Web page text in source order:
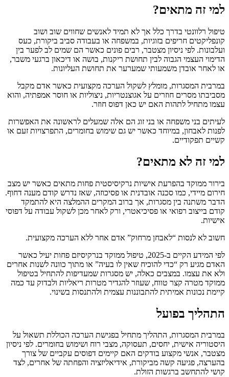
למי זה מתאים?
טיפול רלוונטי בדרך כלל אך לא תמיד לאנשים שחווים שוב ושוב
קונפליקטים חריפים בזוגיות, במשפחה או בעבודה סביב ביקורת, כעס
ועלבונות. לפי ניסיון מצטבר, רבים פונים כאשר הם שמים לב לפער בין
הדימוי העצמי הגבוה לבין תחושת ריקנות, בושה או דיכאון ברגעי משבר,
או לאחר אובדן משמעותי שמערער את תחושת העליונות.
במרבית המסגרות, מומלץ לשקול הערכה מקצועית כאשר אדם מקבל
מסביבתו מסרים חוזרים על אגוצנטריות, ניצוליות או חוסר אמפתיה, והוא
עצמו מתחיל לתהות האם יש כאן דפוס חוזר.
לעיתים בני משפחה או בני זוג הם אלה שמעלים לראשונה את האפשרות
לפנות לאבחון, במיוחד כאשר יש גם שימוש בחומרים, התפרצויות זעם או
קשיים תפקודיים.
למי זה לא מתאים?
בירור ממוקד בהפרעת אישיות נרקיסיסטית פחות מתאים כאשר יש מצב
חירום מיידי, כמו סכנה אובדנית או פסיכוזה, שאז נדרש קודם מענה דחוף.
הדבר משתנה בין מסגרות, אך ברוב המקרים ההמלצה היא להתמקד
קודם בייצוב רפואי או פסיכיאטרי, ורק לאחר מכן לשקול עבודה על דפוסי
אישיות.
חשוב לא לנסות “לאבחן מרחוק” אדם אחר ללא הערכה מקצועית.
לפי המידע הקיים ב-2025, טיפול ממוקד בנרקיסיזם פחות יעיל כאשר
האדם מגיע רק “כדי להוכיח שאין לו בעיה” או מתוך כוונה לשנות אחרים
ולא את עצמו. במצבים כאלה, יש מסגרות שמעדיפות להתחיל בטיפול
ממוקד מטרה קצר טווח, שעוזר להגדיר מטרות ריאליות ולבדוק עד כמה
קיימת נכונות אמיתית להתבוננות עצמית ולהתנסות בשינוי.
התהליך בפועל
במרבית המסגרות, התהליך מתחיל בפגישת הערכה הכוללת תשאול על
היסטוריה אישית, יחסים, תעסוקה, מצבי רוח ושימוש בחומרים. לפי ניסיון
מצטבר, אנשי מקצוע בודקים האם קיימים דפוסים עקביים של צורך
בהערצה, פגיעה קשה מביקורת, אידיאליזציה והפחתה של אחרים, לצד
קושי להתחשב ברגשות הזולת.